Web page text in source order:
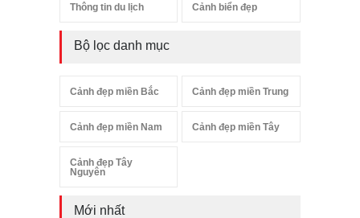
Thông tin du lịch Cảnh biển đẹp
Bộ lọc danh mục
Cảnh đẹp miền Bắc Cảnh đẹp miền Trung
Cảnh đẹp miền Nam Cảnh đẹp miền Tây
Cảnh đẹp Tây
Nguyên
Mới nhất